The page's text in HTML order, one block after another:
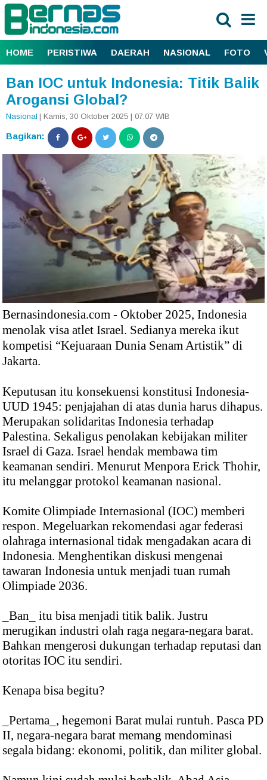
HOME PERISTIWA DAERAH NASIONAL FOTO
Ban IOC untuk Indonesia: Titik Balik
Arogansi Global?
Nasional | Kamis, 30 Oktober 2025 | 07.07 WIB
Bagikan:
Bernasindonesia.com - Oktober 2025, Indonesia
menolak visa atlet Israel. Sedianya mereka ikut
kompetisi “Kejuaraan Dunia Senam Artistik” di
Jakarta.
Keputusan itu konsekuensi konstitusi Indonesia-
UUD 1945: penjajahan di atas dunia harus dihapus.
Merupakan solidaritas Indonesia terhadap
Palestina. Sekaligus penolakan kebijakan militer
Israel di Gaza. Israel hendak membawa tim
keamanan sendiri. Menurut Menpora Erick Thohir,
itu melanggar protokol keamanan nasional.
Komite Olimpiade Internasional (IOC) memberi
respon. Megeluarkan rekomendasi agar federasi
olahraga internasional tidak mengadakan acara di
Indonesia. Menghentikan diskusi mengenai
tawaran Indonesia untuk menjadi tuan rumah
Olimpiade 2036.
_Ban_ itu bisa menjadi titik balik. Justru
merugikan industri olah raga negara-negara barat.
Bahkan mengerosi dukungan terhadap reputasi dan
otoritas IOC itu sendiri.
Kenapa bisa begitu?
_Pertama_, hegemoni Barat mulai runtuh. Pasca PD
II, negara-negara barat memang mendominasi
segala bidang: ekonomi, politik, dan militer global.